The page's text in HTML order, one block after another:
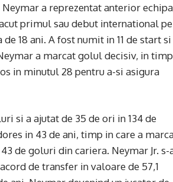
a reprezentat anterior echipa
primul sau debut international pe
18 ani. A fost numit in 11 de start si
a marcat golul decisiv, in timp
in minutul 28 pentru a-si asigura
si a ajutat de 35 de ori in 134 de
in 43 de ani, timp in care a
de goluri din cariera. Neymar Jr. s-
de transfer in valoare de 57,1